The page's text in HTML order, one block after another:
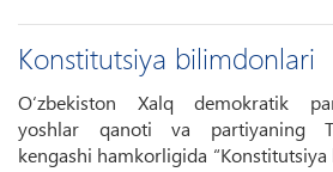
Konstitutsiya bilimdonlari
O‘zbekiston Xalq demokratik
yoshlar qanoti va partiyaning
kengashi hamkorligida